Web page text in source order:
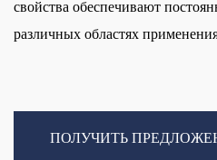
свойства обеспечивают
различных областях
ПОЛУЧИТЬ